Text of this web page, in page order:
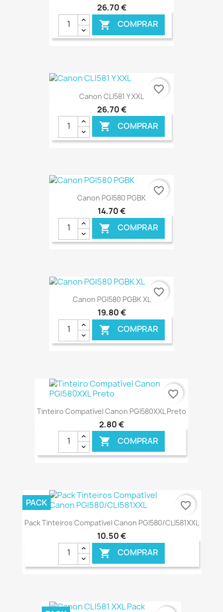
26,70 €
 COMPRAR
€ ONLINE
Canon CLI581 Y XXL
26,70 €
 COMPRAR
€ ONLINE
favorite_border
Canon PGI580 PGBK
14,70 €
 COMPRAR
€ ONLINE
favorite_border
Canon PGI580 PGBK XL
19,80 €
 COMPRAR
€ ONLINE
favorite_border
Tinteiro Compatível Canon PGI580XXL Preto
2,80 €
 COMPRAR
€ ONLINE
favorite_border
Pack Tinteiros Compatível Canon PGI580/CLI581XXL
10,50 €
 COMPRAR
PACK favorite_border